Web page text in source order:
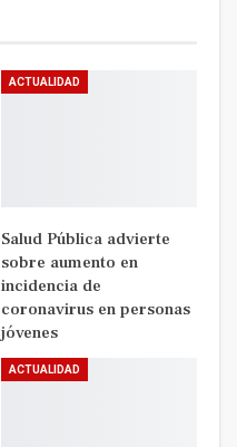
ACTUALIDAD
Salud Pública advierte
sobre aumento en
incidencia de
coronavirus en personas
jóvenes
ACTUALIDAD